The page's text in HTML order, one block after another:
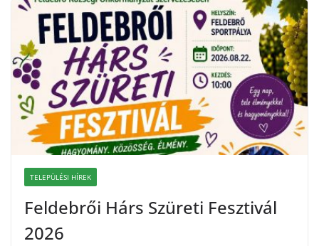
TELEPÜLÉSI HÍREK
Feldebrői Hárs Szüreti Fesztivál
2026